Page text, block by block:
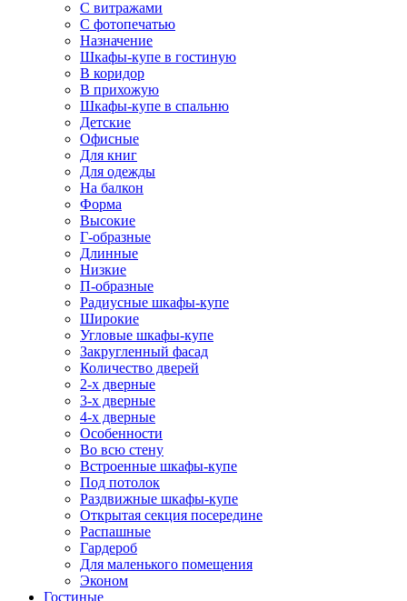
С витражами
С фотопечатью
Назначение
Шкафы-купе в гостиную
В коридор
В прихожую
Шкафы-купе в спальню
Детские
Офисные
Для книг
Для одежды
На балкон
Форма
Высокие
Г-образные
Длинные
Низкие
П-образные
Радиусные шкафы-купе
Широкие
Угловые шкафы-купе
Закругленный фасад
Количество дверей
2-х дверные
3-х дверные
4-х дверные
Особенности
Во всю стену
Встроенные шкафы-купе
Под потолок
Раздвижные шкафы-купе
Открытая секция посередине
Распашные
Гардероб
Для маленького помещения
Эконом
Гостиные